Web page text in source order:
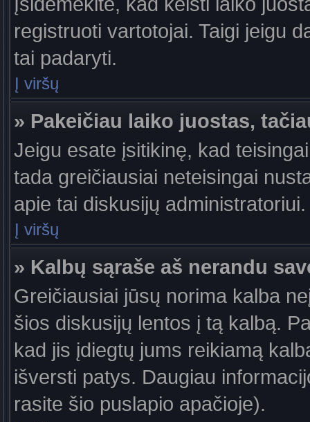
registruoti vartotojai. Taigi jeigu
tai padaryti.
Į viršų
» Pakeičiau laiko juostas,
Jeigu esate įsitikinę, kad
tada greičiausiai neteisingai
apie tai diskusijų administratoriui.
Į viršų
» Kalbų sąraše aš nerandu
Greičiausiai jūsų norima kalba
šios diskusijų lentos į tą kalbą.
kad jis įdiegtų jums reikiamą
išversti patys. Daugiau
rasite šio puslapio apačioje).